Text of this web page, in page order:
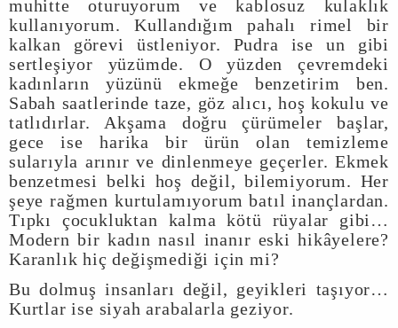
muhitte oturuyorum ve kablosuz kulaklık
kullanıyorum. Kullandığım pahalı rimel bir
kalkan görevi üstleniyor. Pudra ise un gibi
sertleşiyor yüzümde. O yüzden çevremdeki
kadınların yüzünü ekmeğe benzetirim ben.
Sabah saatlerinde taze, göz alıcı, hoş kokulu ve
tatlıdırlar. Akşama doğru çürümeler başlar,
gece ise harika bir ürün olan temizleme
sularıyla arınır ve dinlenmeye geçerler. Ekmek
benzetmesi belki hoş değil, bilemiyorum. Her
şeye rağmen kurtulamıyorum batıl inançlardan.
Tıpkı çocukluktan kalma kötü rüyalar gibi…
Modern bir kadın nasıl inanır eski hikâyelere?
Karanlık hiç değişmediği için mi?
Bu dolmuş insanları değil, geyikleri taşıyor…
Kurtlar ise siyah arabalarla geziyor.